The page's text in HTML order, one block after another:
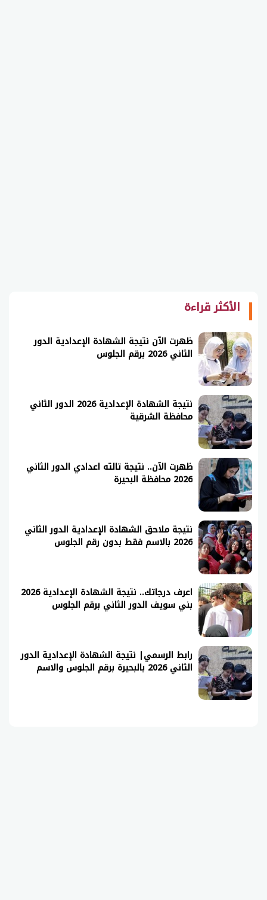
الأكثر قراءة
ظهرت الآن نتيجة الشهادة الإعدادية الدور
الثاني 2026 برقم الجلوس
نتيجة الشهادة الإعدادية 2026 الدور الثاني
محافظة الشرقية
ظهرت الآن.. نتيجة تالته اعدادي الدور الثاني
2026 محافظة البحيرة
نتيجة ملاحق الشهادة الإعدادية الدور الثاني
2026 بالاسم فقط بدون رقم الجلوس
اعرف درجاتك.. نتيجة الشهادة الإعدادية 2026
بني سويف الدور الثاني برقم الجلوس
رابط الرسمي| نتيجة الشهادة الإعدادية الدور
الثاني 2026 بالبحيرة برقم الجلوس والاسم